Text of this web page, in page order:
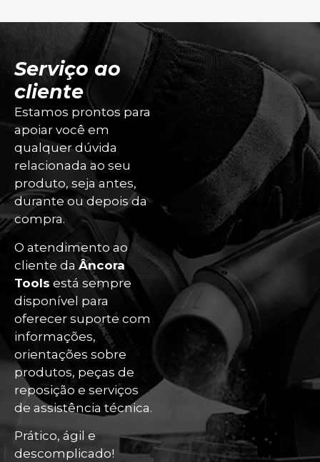
Serviço ao
cliente
Estamos prontos para
apoiar você em
qualquer dúvida
relacionada ao seu
produto, seja antes,
durante ou depois da
compra.
O atendimento ao
cliente daÂncora
Tools está sempre
disponível para
oferecer suporte com
informações,
orientações sobre
produtos, peças de
reposição e serviços
de assistência técnica.
Prático, ágil e
descomplicado!